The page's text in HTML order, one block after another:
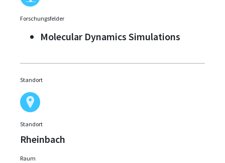
Forschungsfelder
Molecular Dynamics Simulations
Standort
Standort
Rheinbach
Raum